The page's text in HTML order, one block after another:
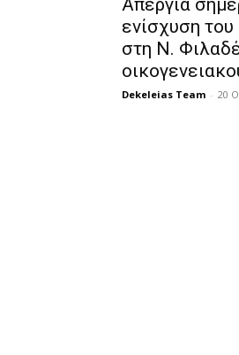
Απεργία
ενίσχυση
στη Ν.
Dekeleias Team - 20